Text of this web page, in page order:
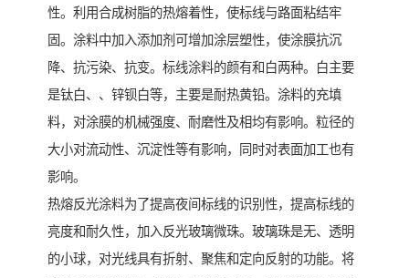
性。利用合成树脂的热熔着性，使标线与路面粘结牢
固。涂料中加入添加剂可增加涂层塑性，使涂膜抗沉
降、抗污染、抗变。标线涂料的颜有和白两种。白主要
是钛白、、锌钡白等，主要是耐热黄铅。涂料的充填
料，对涂膜的机械强度、耐磨性及相均有影响。粒径的
大小对流动性、沉淀性等有影响，同时对表面加工也有
影响。
热熔反光涂料为了提高夜间标线的识别性，提高标线的
亮度和耐久性，加入反光玻璃微珠。玻璃珠是无、透明
的小球，对光线具有折射、聚焦和定向反射的功能。将